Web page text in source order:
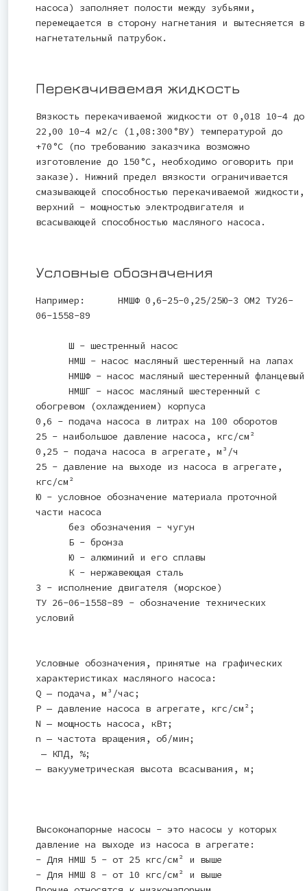
насоса) заполняет полости между зубьями,
перемещается в сторону нагнетания и вытесняется в
нагнетательный патрубок.
Перекачиваемая жидкость
Вязкость перекачиваемой жидкости от 0,018 10-4 до
22,00 10-4 м2/с (1,08:300°ВУ) температурой до
+70°С (по требованию заказчика возможно
изготовление до 150°С, необходимо оговорить при
заказе). Нижний предел вязкости ограничивается
смазывающей способностью перекачиваемой жидкости,
верхний - мощностью электродвигателя и
всасывающей способностью масляного насоса.
Условные обозначения
Например: НМШФ 0,6-25-0,25/25Ю-3 ОМ2 ТУ26-
06-1558-89
Ш - шестренный насос
НМШ - насос масляный шестеренный на лапах
НМШФ - насос масляный шестеренный фланцевый
НМШГ - насос масляный шестеренный с
обогревом (охлаждением) корпуса
0,6 - подача насоса в литрах на 100 оборотов
25 - наибольшое давление насоса, кгс/см²
0,25 - подача насоса в агрегате, м³/ч
25 - давление на выходе из насоса в агрегате,
кгс/см²
Ю - условное обозначение материала проточной
части насоса
без обозначения - чугун
Б - бронза
Ю - алюминий и его сплавы
К - нержавеющая сталь
3 - исполнение двигателя (морское)
ТУ 26-06-1558-89 - обозначение технических
условий
Условные обозначения, принятые на графических
характеристиках масляного насоса:
Q — подача, м³/час;
Р — давление насоса в агрегате, кгс/см²;
N — мощность насоса, кВт;
n — частота вращения, об/мин;
— КПД, %;
— вакууметрическая высота всасывания, м;
Высоконапорные насосы - это насосы у которых
давление на выходе из насоса в агрегате:
- Для НМШ 5 - от 25 кгс/см² и выше
- Для НМШ 8 - от 10 кгс/см² и выше